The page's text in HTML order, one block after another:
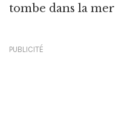
tombe dans la
PUBLICITÉ